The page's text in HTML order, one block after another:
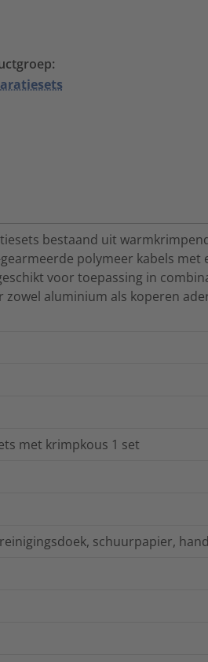
bestaand uit
polymeer kabels met
voor toepassing in
aluminium als koperen
met krimpkous 1 set
schuurpapier,